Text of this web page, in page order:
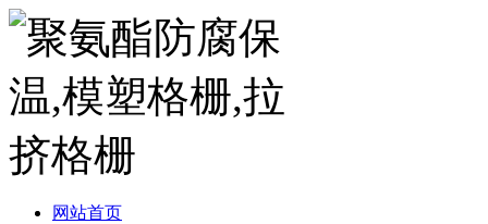
网站首页